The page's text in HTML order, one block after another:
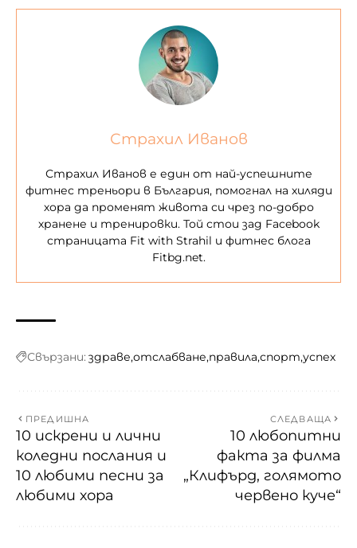
Страхил Иванов
Страхил Иванов е един от най-успешните
фитнес треньори в България, помогнал на хиляди
хора да променят живота си чрез по-добро
хранене и тренировки. Той стои зад Facebook
страницата Fit with Strahil и фитнес блога
Fitbg.net.
Свързани: здраве отслабване правила спорт успех
ПРЕДИШНА
10 искрени и лични
коледни послания и
10 любими песни за
любими хора
СЛЕДВАЩА
10 любопитни
факта за филма
„Клифърд, голямото
червено куче“